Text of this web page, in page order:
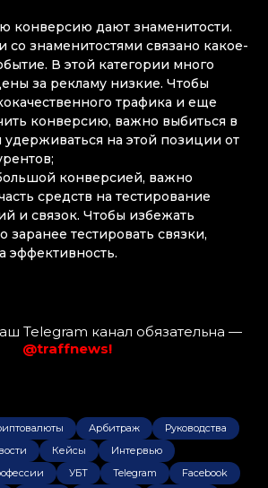
конверсию дают знаменитости.
со знаменитостями связано какое-
В этой категории много
за рекламу низкие. Чтобы
трафика и еще
конверсию, важно выбиться в
удерживаться на этой позиции от
конверсией, важно
средств на тестирование
и связок. Чтобы избежать
заранее тестировать связки,
эффективность.
Telegram канал обязательна —
@traffnews!
Арбитраж
Руководства
Кейсы
Интервью
УБТ Telegram
Facebook